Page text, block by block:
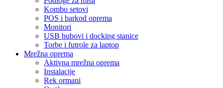
Kombo setovi
POS i barkod oprema
Monitori
USB hubovi i docking stanice
Torbe i futrole za laptop
Mrežna oprema
Aktivna mrežna oprema
Instalacije
Rek ormani